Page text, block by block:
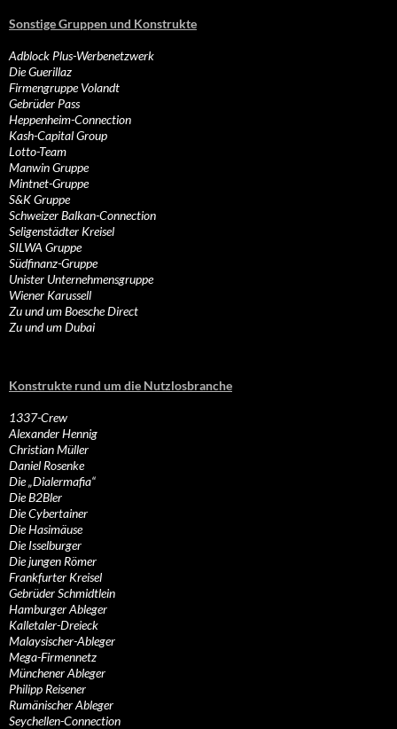
Sonstige Gruppen und Konstrukte
Adblock Plus-Werbenetzwerk
Die Guerillaz
Firmengruppe Volandt
Gebrüder Pass
Heppenheim-Connection
Kash-Capital Group
Lotto-Team
Manwin Gruppe
Mintnet-Gruppe
S&K Gruppe
Schweizer Balkan-Connection
Seligenstädter Kreisel
SILWA Gruppe
Südfinanz-Gruppe
Unister Unternehmensgruppe
Wiener Karussell
Zu und um Boesche Direct
Zu und um Dubai
Konstrukte rund um die Nutzlosbranche
1337-Crew
Alexander Hennig
Christian Müller
Daniel Rosenke
Die „Dialermafia“
Die B2Bler
Die Cybertainer
Die Hasimäuse
Die Isselburger
Die jungen Römer
Frankfurter Kreisel
Gebrüder Schmidtlein
Hamburger Ableger
Kalletaler-Dreieck
Malaysischer-Ableger
Mega-Firmennetz
Münchener Ableger
Philipp Reisener
Rumänischer Ableger
Seychellen-Connection